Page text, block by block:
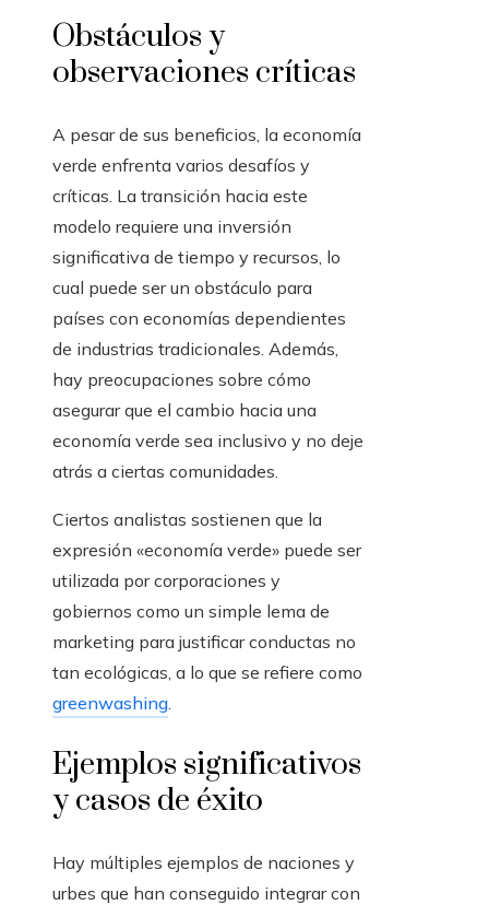
Obstáculos y
observaciones críticas
A pesar de sus beneficios, la economía
verde enfrenta varios desafíos y
críticas. La transición hacia este
modelo requiere una inversión
significativa de tiempo y recursos, lo
cual puede ser un obstáculo para
países con economías dependientes
de industrias tradicionales. Además,
hay preocupaciones sobre cómo
asegurar que el cambio hacia una
economía verde sea inclusivo y no deje
atrás a ciertas comunidades.
Ciertos analistas sostienen que la
expresión «economía verde» puede ser
utilizada por corporaciones y
gobiernos como un simple lema de
marketing para justificar conductas no
tan ecológicas, a lo que se refiere como
greenwashing.
Ejemplos significativos
y casos de éxito
Hay múltiples ejemplos de naciones y
urbes que han conseguido integrar con